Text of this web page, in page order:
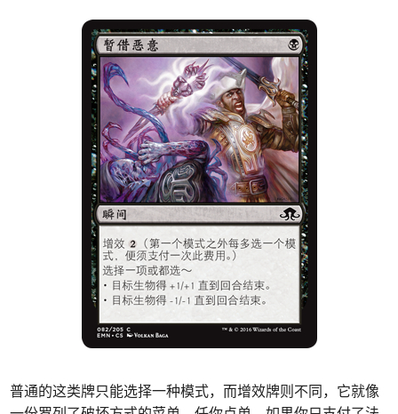
普通的这类牌只能选择一种模式，而增效牌则不同，它就像